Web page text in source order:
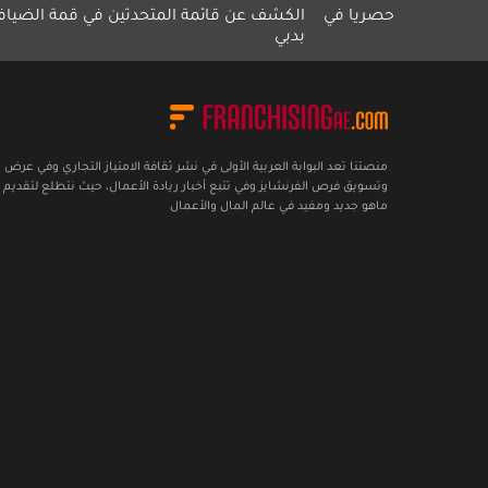
الكشف عن قائمة المتحدثين في قمة الضيافة معرض
منصتنا تعد البوابة العربية الأولى في نشر ثقافة الامتياز التجاري وفي عرض
وتسويق فرص الفرنشايز وفي تتبع أخبار ريادة الأعمال، حيث نتطلع
ماهو جديد ومفيد في عالم المال والأعمال